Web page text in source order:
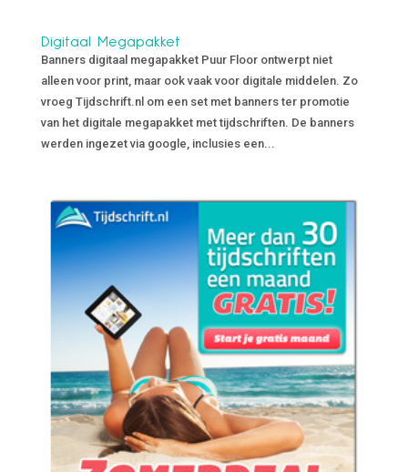
Digitaal Megapakket
Banners digitaal megapakket Puur Floor ontwerpt niet
alleen voor print, maar ook vaak voor digitale middelen. Zo
vroeg Tijdschrift.nl om een set met banners ter promotie
van het digitale megapakket met tijdschriften. De banners
werden ingezet via google, inclusies een...